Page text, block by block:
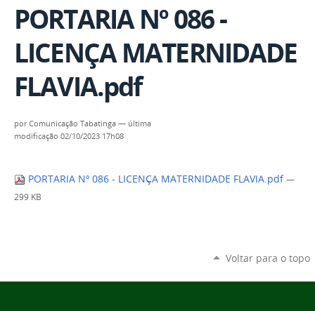
PORTARIA Nº 086 -
LICENÇA MATERNIDADE
FLAVIA.pdf
porComunicação Tabatinga — última
modificação 02/10/2023 17h08
PORTARIA Nº 086 - LICENÇA MATERNIDADE FLAVIA.pdf —
299 KB
Voltar para o topo